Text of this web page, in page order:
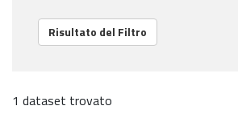
Risultato del Filtro
1 dataset trovato